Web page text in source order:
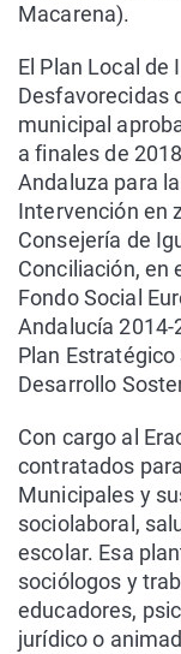
Macarena).
El Plan Local de
Desfavorecidas
municipal
a finales de
Andaluza para
Intervención en
Consejería de
Conciliación, en
Fondo Social
Andalucía 2014-
Plan
Desarrollo
Con cargo al
contratados
Municipales y
sociolaboral,
escolar. Esa
sociólogos y
educadores,
jurídico o